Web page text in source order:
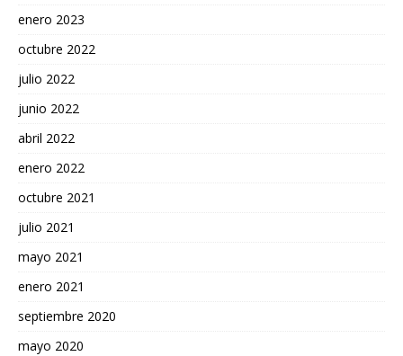
enero 2023
octubre 2022
julio 2022
junio 2022
abril 2022
enero 2022
octubre 2021
julio 2021
mayo 2021
enero 2021
septiembre 2020
mayo 2020